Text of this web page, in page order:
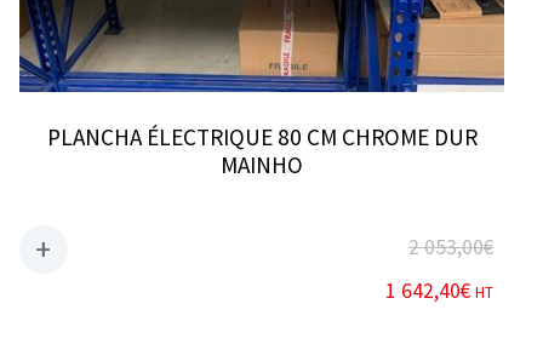
PLANCHA ÉLECTRIQUE 80 CM CHROME DUR
MAINHO
2 053,00€
1 642,40€ HT